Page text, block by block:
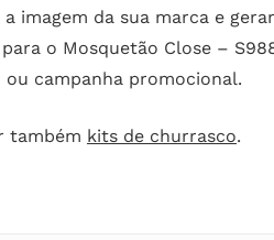
imagem da sua marca e
o Mosquetão Close –
campanha promocional.
também kits de churrasco.